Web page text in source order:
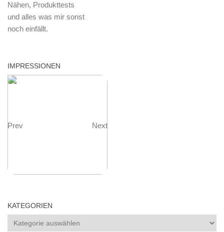
Nähen, Produkttests
und alles was mir sonst
noch einfällt.
IMPRESSIONEN
Prev Next
KATEGORIEN
Kategorien